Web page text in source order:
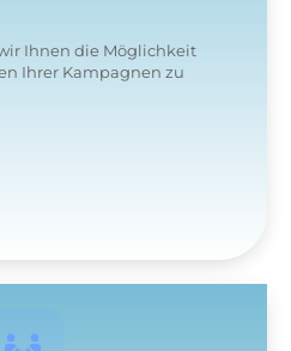
Ihnen die Möglichkeit
Ihrer Kampagnen zu